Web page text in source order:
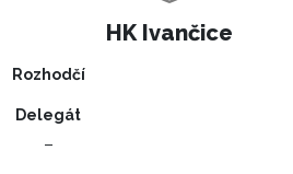
HK Ivančice
Rozhodčí
Delegát
–